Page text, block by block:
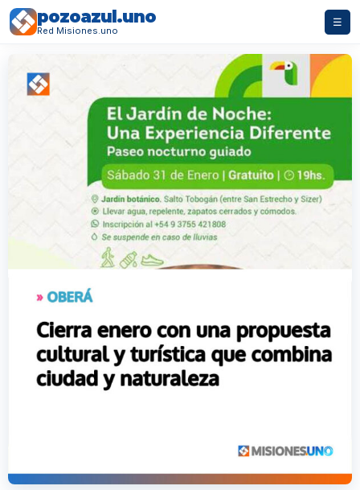
pozoazul.uno
Red Misiones.uno
☰